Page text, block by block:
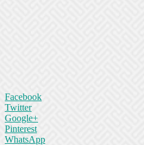
Facebook
Twitter
Google+
Pinterest
WhatsApp